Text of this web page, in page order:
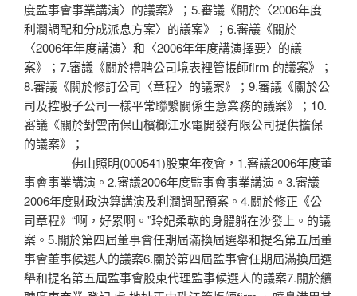
度監事會事業講演〉的議案》；5.審議《關於〈2006年度
利潤調配和分成派息方案〉的議案》；6.審議《關於
〈2006年年度講演〉和〈2006年年度講演擇要〉的議
案》；7.審議《關於禮聘公司境表裡管帳師firm 的議案》；
8.審議《關於修訂公司〈章程〉的議案》；9.審議《關於公
司及控股子公司一樣平常聯繫關係生意業務的議案》；10.
審議《關於對雲南保山檳榔江水電開發有限公司提供擔保
的議案》；
佛山照明(000541)股東年夜會，1.審議2006年度董
事會事業講演。2.審議2006年度監事會事業講演。3.審議
2006年度財政決算講演及利潤調配預案。4.關於修正《公
司章程》“啊，好累啊。”玲妃柔軟的身體躺在沙發上。的議
案。5.關於第四屆董事會任期屆滿換屆選舉和提名第五屆董
事會董事候選人的議案6.關於第四屆監事會任期屆滿換屆選
舉和提名第五屆監事會股東代理監事候選人的議案7.關於續